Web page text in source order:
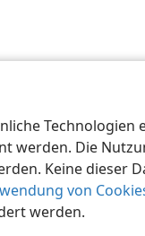
Technologien
Die
Keine dieser
von
werden.